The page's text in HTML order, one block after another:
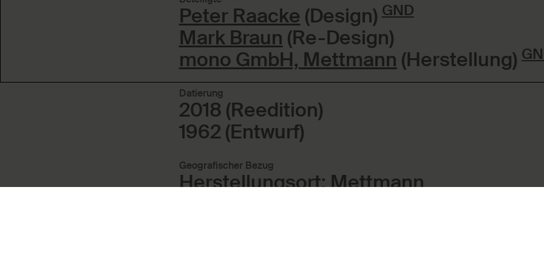
Peter Raacke (Design) GND
Mark Braun (Re-Design)
mono GmbH, Mettmann (Herstellung)
Datierung
2018 (Reedition)
1962 (Entwurf)
Geografischer Bezug
Herstellungsort:Mettmann